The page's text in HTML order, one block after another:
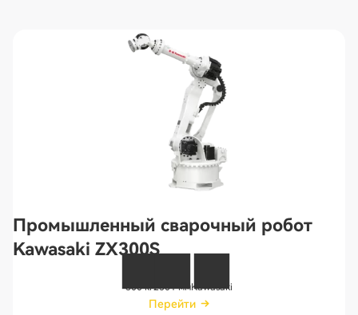
Промышленный сварочный робот
Kawasaki ZX300S
300 кг2501 ммKawasaki
Перейти